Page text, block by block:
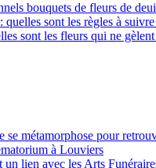
bouquets de fleurs de
sont les règles à
sont les fleurs qui ne gèlent
se métamorphose pour
à Louviers
un lien avec les Arts